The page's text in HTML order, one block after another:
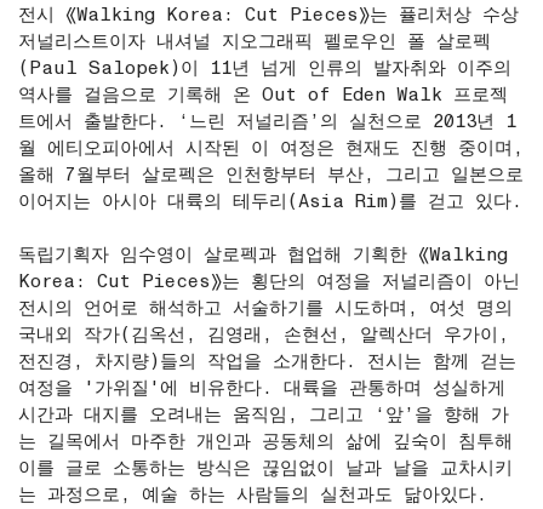
전시 《Walking Korea: Cut Pieces》는 퓰리처상 수상
저널리스트이자 내셔널 지오그래픽 펠로우인 폴 살로펙
(Paul Salopek)이 11년 넘게 인류의 발자취와 이주의
역사를 걸음으로 기록해 온 Out of Eden Walk 프로젝
트에서 출발한다. ‘느린 저널리즘’의 실천으로 2013년 1
월 에티오피아에서 시작된 이 여정은 현재도 진행 중이며,
올해 7월부터 살로펙은 인천항부터 부산, 그리고 일본으로
이어지는 아시아 대륙의 테두리(Asia Rim)를 걷고 있다.
독립기획자 임수영이 살로펙과 협업해 기획한 《Walking
Korea: Cut Pieces》는 횡단의 여정을 저널리즘이 아닌
전시의 언어로 해석하고 서술하기를 시도하며, 여섯 명의
국내외 작가(김옥선, 김영래, 손현선, 알렉산더 우가이,
전진경, 차지량)들의 작업을 소개한다. 전시는 함께 걷는
여정을 '가위질'에 비유한다. 대륙을 관통하며 성실하게
시간과 대지를 오려내는 움직임, 그리고 ‘앞’을 향해 가
는 길목에서 마주한 개인과 공동체의 삶에 깊숙이 침투해
이를 글로 소통하는 방식은 끊임없이 날과 날을 교차시키
는 과정으로, 예술 하는 사람들의 실천과도 닮아있다.